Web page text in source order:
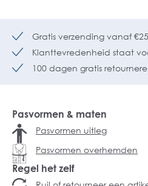
Gratis verzending vanaf
Klanttevredenheid staat
100 dagen gratis
Pasvormen & maten
Pasvormen uitleg
Pasvormen overhemden
Regel het zelf